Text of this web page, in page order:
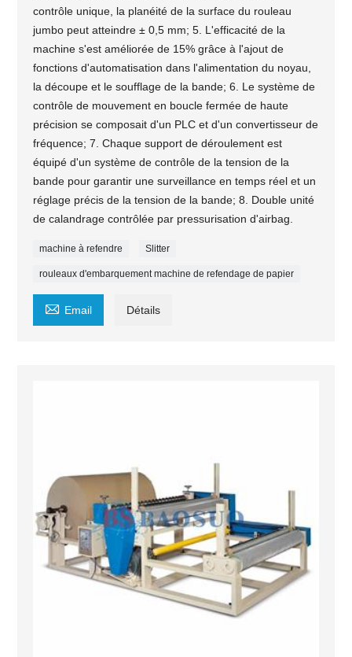
contrôle unique, la planéité de la surface du rouleau
jumbo peut atteindre ± 0,5 mm; 5. L'efficacité de la
machine s'est améliorée de 15% grâce à l'ajout de
fonctions d'automatisation dans l'alimentation du noyau,
la découpe et le soufflage de la bande; 6. Le système de
contrôle de mouvement en boucle fermée de haute
précision se composait d'un PLC et d'un convertisseur de
fréquence; 7. Chaque support de déroulement est
équipé d'un système de contrôle de la tension de la
bande pour garantir une surveillance en temps réel et un
réglage précis de la tension de la bande; 8. Double unité
de calandrage contrôlée par pressurisation d'airbag.
machine à refendre Slitter
rouleaux d'embarquement machine de refendage de papier
 Email Détails